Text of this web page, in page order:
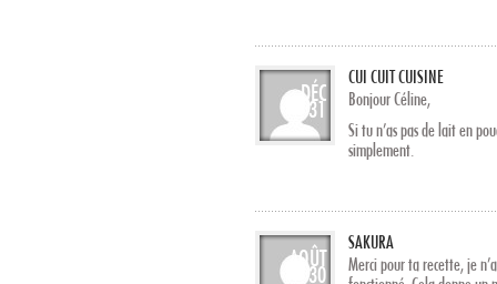
DÉC
31
CUI CUIT CUISINE
Bonjour Céline,
Si tu n’as pas de lait en
simplement.
AOÛT
30
SAKURA
Merci pour ta recette, je